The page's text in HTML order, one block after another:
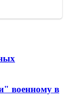
военному в